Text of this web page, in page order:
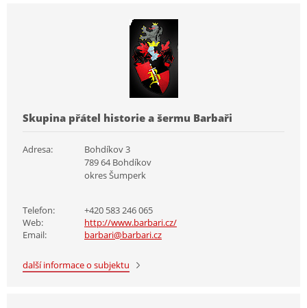
Skupina přátel historie a šermu Barbaři
Adresa:
Bohdíkov 3
789 64 Bohdíkov
okres Šumperk
Telefon:
+420 583 246 065
Web:
http://www.barbari.cz/
Email:
barbari@barbari.cz
další informace o subjektu